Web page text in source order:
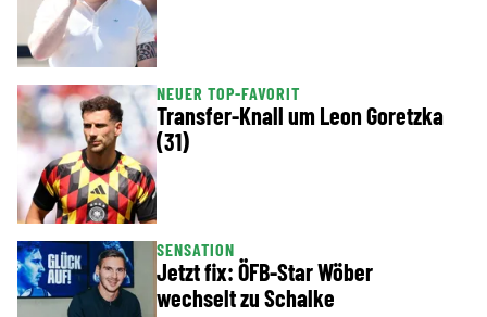
NEUER TOP-FAVORIT
Transfer-Knall um Leon Goretzka
(31)
SENSATION
Jetzt fix: ÖFB-Star Wöber
wechselt zu Schalke